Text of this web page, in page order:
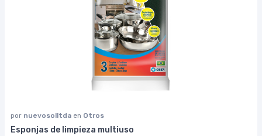
por nuevosolltda en Otros
Esponjas de limpieza multiuso